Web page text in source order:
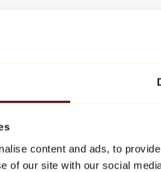
content and ads, to
of our site with our social